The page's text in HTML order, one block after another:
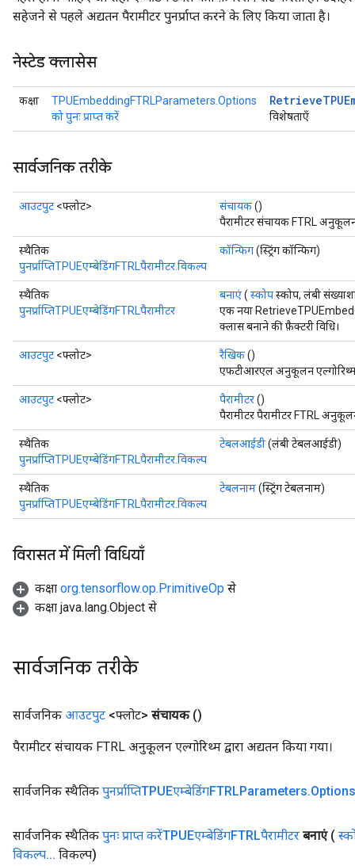
सहेजने से पहले अद्यतन पैरामीटर पुनर्प्राप्त करने के लिए किया जाता है।
नेस्टेड क्लासेस
कक्षा
TPUEmbeddingFTRLParameters.Options
को पुनः प्राप्त करें
Retrieve
विशेषताएँ
सार्वजनिक तरीके
आउटपुट <फ्लोट> संचायक()
पैरामीटर संचायक FTRL अनुकूलन
स्थैतिक
पुनर्प्राप्तिTPUEएम्बेडिंगFTRLपैरामीटर.विकल्प
कॉन्फिग(स्ट्रिंग कॉन्फिग)
स्थैतिक
पुनर्प्राप्तिTPUEएम्बेडिंगFTRLपैरामीटर
बनाएं( स्कोपस्कोप, लंबी
एक नया
क्लास बनाने की फ़ैक्टरी विधि।
आउटपुट <फ्लोट> रैखिक()
एफटीआरएल अनुकूलन एल्गोरिथ्म
आउटपुट <फ्लोट> पैरामीटर()
पैरामीटर पैरामीटर FTRL
स्थैतिक
पुनर्प्राप्तिTPUEएम्बेडिंगFTRLपैरामीटर.विकल्प
टेबलआईडी(लंबी टेबलआईडी)
स्थैतिक
पुनर्प्राप्तिTPUEएम्बेडिंगFTRLपैरामीटर.विकल्प
टेबलनाम(स्ट्रिंग टेबलनाम)
विरासत में मिली विधियाँ
कक्षा org.tensorflow.op.PrimitiveOp से
कक्षा java.lang.Object से
सार्वजनिक तरीके
सार्वजनिक आउटपुट <फ्लोट> संचायक ()
पैरामीटर संचायक FTRL अनुकूलन एल्गोरिथ्म द्वारा अद्यतन किया गया।
सार्वजनिक स्थैतिक पुनर्प्राप्तिTPUEएम्बेडिंगFTRLParameters.Options
सार्वजनिक स्थैतिक पुनः प्राप्त करेंTPUEएम्बेडिंगFTRLपैरामीटर बनाएं (
विकल्प... विकल्प)